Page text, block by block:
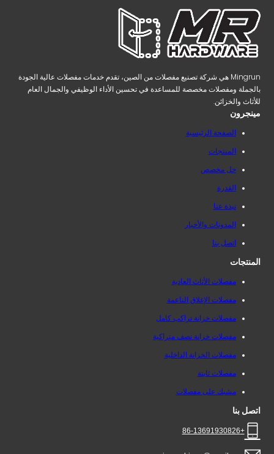
Mingrun هي شركة تصنيع مفصلات من الصين، تقدم خدمات مفصلات عالية الجودة
بالجملة ومفصلات مخصصة للمساعدة في تحسين الأداء الوظيفي والجمال العام
للأثاث والخزائن.
مينجرون
الصفحة الرئيسية
المنتجات
حل مخصص
القدرة
نبذة عنا
المدونات والأخبار
اتصل بنا
المنتجات
مفصلات الأثاث العادية
مفصلات الإغلاق الناعمة
مفصلات خزانة تراكب كامل
مفصلات خزانة نصف متراكبة
مفصلات الخزانة الداخلية
مفصلات ثابتة
مشبك على مفصلات
اتصل بنا
+86-13691930826